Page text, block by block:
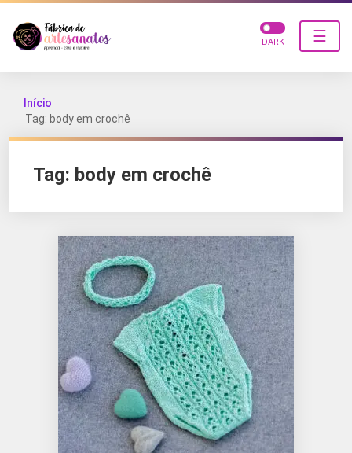
☰
DARK
Início
Tag: body em crochê
Tag: body em crochê